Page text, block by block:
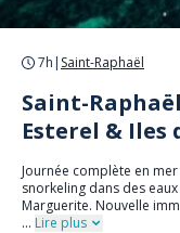
7h | Saint-Raphaël
Saint-
Esterel & Iles
Journée complète en
snorkeling dans des
Marguerite. Nouvelle
... Lire plus